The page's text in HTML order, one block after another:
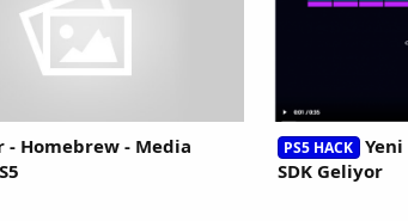
- Homebrew - Media
PS5 HACK Yeni
SDK Geliyor